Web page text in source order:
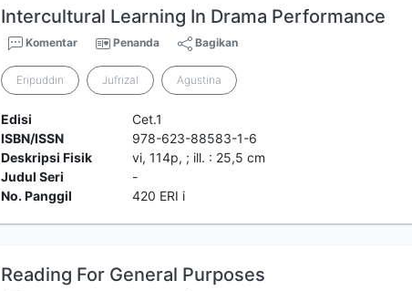
Intercultural Learning In Drama Performance
Komentar Penanda Bagikan
Eripuddin Jufrizal Agustina
Edisi
Cet.1
ISBN/ISSN
978-623-88583-1-6
Deskripsi Fisik
vi, 114p, ; ill. : 25,5 cm
Judul Seri
-
No. Panggil
420 ERI i
Reading For General Purposes